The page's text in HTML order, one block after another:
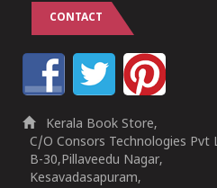
CONTACT
Kerala Book Store,
C/O Consors Technologies Pvt
B-30,Pillaveedu Nagar,
Kesavadasapuram,